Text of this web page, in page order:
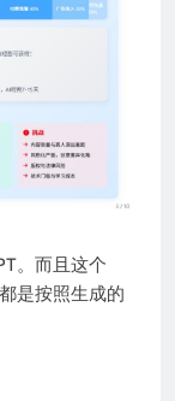
。而且这个
是按照生成的